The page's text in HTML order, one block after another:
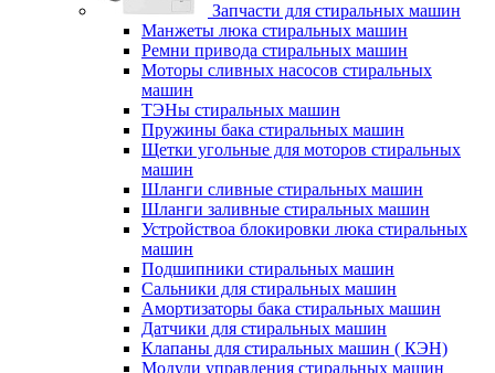
Запчасти для стиральных машин
Манжеты люка стиральных машин
Ремни привода стиральных машин
Моторы сливных насосов стиральных
машин
ТЭНы стиральных машин
Пружины бака стиральных машин
Щетки угольные для моторов стиральных
машин
Шланги сливные стиральных машин
Шланги заливные стиральных машин
Устройствоа блокировки люка стиральных
машин
Подшипники стиральных машин
Сальники для стиральных машин
Амортизаторы бака стиральных машин
Датчики для стиральных машин
Клапаны для стиральных машин ( КЭН)
Модули управления стиральных машин